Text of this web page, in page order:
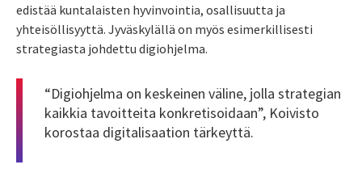
edistää kuntalaisten hyvinvointia, osallisuutta ja
yhteisöllisyyttä. Jyväskylällä on myös esimerkillisesti
strategiasta johdettu digiohjelma.
“Digiohjelma on keskeinen väline, jolla strategian
kaikkia tavoitteita konkretisoidaan”, Koivisto
korostaa digitalisaation tärkeyttä.